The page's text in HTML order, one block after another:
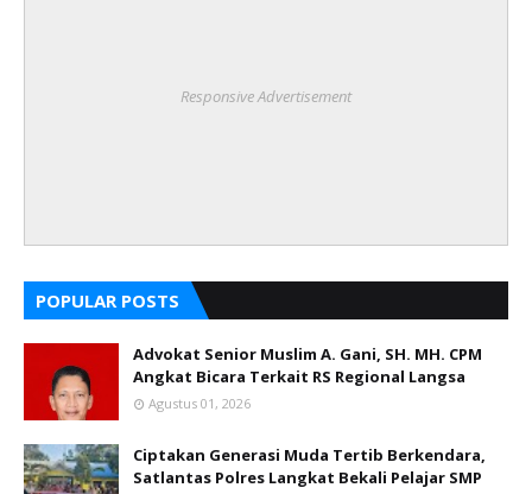
Responsive Advertisement
POPULAR POSTS
Advokat Senior Muslim A. Gani, SH. MH. CPM
Angkat Bicara Terkait RS Regional Langsa
Agustus 01, 2026
Ciptakan Generasi Muda Tertib Berkendara,
Satlantas Polres Langkat Bekali Pelajar SMP